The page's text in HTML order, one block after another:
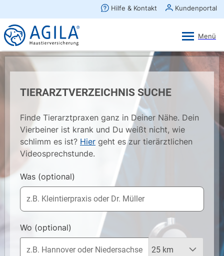
TIERARZTVERZEICHNIS SUCHE
Finde Tierarztpraxen ganz in Deiner Nähe. Dein
Vierbeiner ist krank und Du weißt nicht, wie
schlimm es ist? Hier geht es zur tierärztlichen
Videosprechstunde.
Was (optional)
Wo (optional)
×
AGILA Kunden-App
Gratis - Im Play Store laden
Ansehen